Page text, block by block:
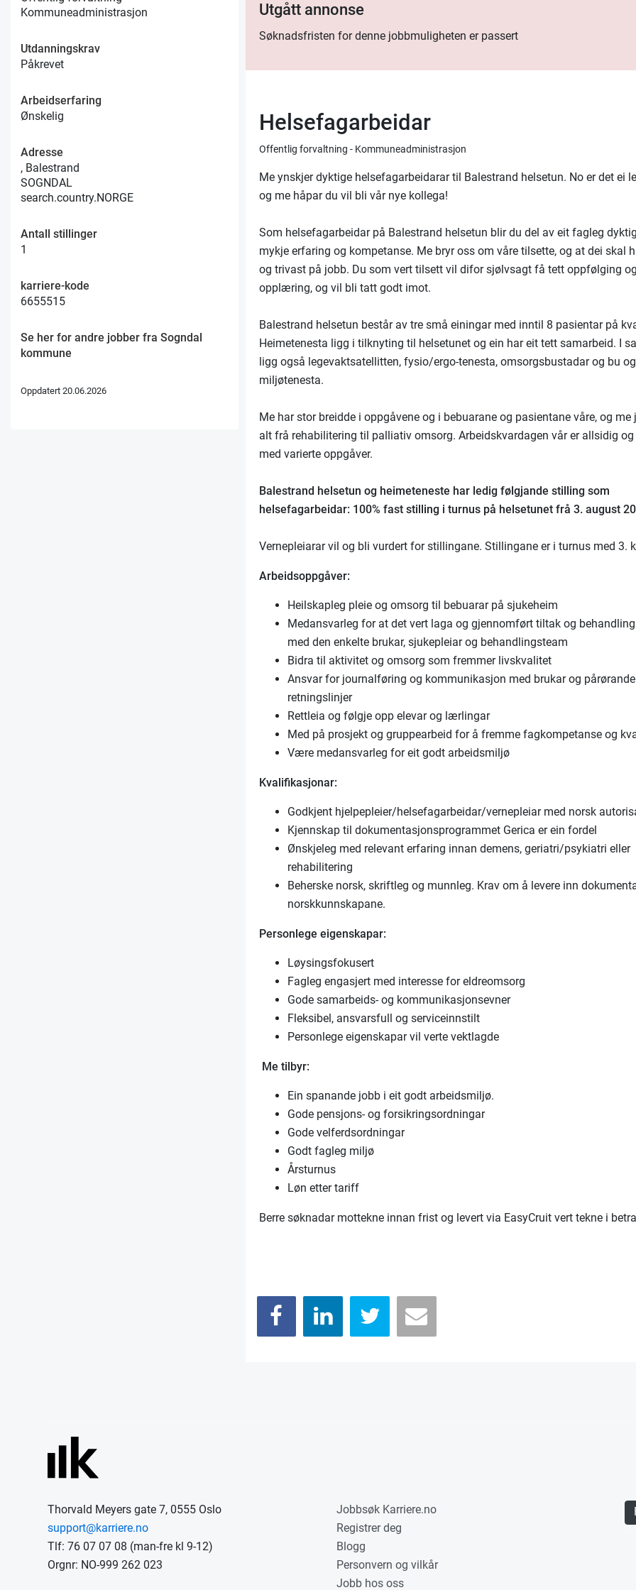
Kommuneadministrasjon
Utdanningskrav
Påkrevet
Arbeidserfaring
Ønskelig
Adresse
, Balestrand
SOGNDAL
search.country.NORGE
Antall stillinger
1
karriere-kode
6655515
Se her for andre jobber fra Sogndal
kommune
Oppdatert 20.06.2026
Utgått annonse
Søknadsfristen for denne jobbmuligheten er passert
Helsefagarbeidar
Offentlig forvaltning - Kommuneadministrasjon
Me ynskjer dyktige helsefagarbeidarar til Balestrand helsetun. No er det ei
og me håpar du vil bli vår nye kollega!
Som helsefagarbeidar på Balestrand helsetun blir du del av eit fagleg
mykje erfaring og kompetanse. Me bryr oss om våre tilsette, og at dei skal
og trivast på jobb. Du som vert tilsett vil difor sjølvsagt få tett oppfølging
opplæring, og vil bli tatt godt imot.
Balestrand helsetun består av tre små einingar med inntil 8 pasientar på
Heimetenesta ligg i tilknyting til helsetunet og ein har eit tett samarbeid. I
ligg også legevaktsatellitten, fysio/ergo-tenesta, omsorgsbustadar og bu og
miljøtenesta.
Me har stor breidde i oppgåvene og i bebuarane og pasientane våre, og me
alt frå rehabilitering til palliativ omsorg. Arbeidskvardagen vår er allsidig
med varierte oppgåver.
Balestrand helsetun og heimeteneste har ledig følgjande stilling som
helsefagarbeidar: 100% fast stilling i turnus på helsetunet frå 3. august
Vernepleiarar vil og bli vurdert for stillingane. Stillingane er i turnus med 3.
Arbeidsoppgåver:
Heilskapleg pleie og omsorg til bebuarar på sjukeheim
Medansvarleg for at det vert laga og gjennomført tiltak og
med den enkelte brukar, sjukepleiar og behandlingsteam
Bidra til aktivitet og omsorg som fremmer livskvalitet
Ansvar for journalføring og kommunikasjon med brukar og
retningslinjer
Rettleia og følgje opp elevar og lærlingar
Med på prosjekt og gruppearbeid for å fremme fagkompetanse og
Være medansvarleg for eit godt arbeidsmiljø
Kvalifikasjonar:
Godkjent hjelpepleier/helsefagarbeidar/vernepleiar med norsk
Kjennskap til dokumentasjonsprogrammet Gerica er ein fordel
Ønskjeleg med relevant erfaring innan demens, geriatri/psykiatri eller
rehabilitering
Beherske norsk, skriftleg og munnleg. Krav om å levere inn
norskkunnskapane.
Personlege eigenskapar:
Løysingsfokusert
Fagleg engasjert med interesse for eldreomsorg
Gode samarbeids- og kommunikasjonsevner
Fleksibel, ansvarsfull og serviceinnstilt
Personlege eigenskapar vil verte vektlagde
Me tilbyr:
Ein spanande jobb i eit godt arbeidsmiljø.
Gode pensjons- og forsikringsordningar
Gode velferdsordningar
Godt fagleg miljø
Årsturnus
Løn etter tariff
Berre søknadar mottekne innan frist og levert via EasyCruit vert tekne i
Thorvald Meyers gate 7, 0555 Oslo
support@karriere.no
Tlf: 76 07 07 08 (man-fre kl 9-12)
Orgnr: NO-999 262 023
Jobbsøk Karriere.no
Registrer deg
Blogg
Personvern og vilkår
Jobb hos oss